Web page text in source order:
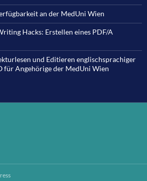
an der MedUni Wien
Hacks: Erstellen eines PDF/A
und Editieren englischsprachiger
für Angehörige der MedUni Wien